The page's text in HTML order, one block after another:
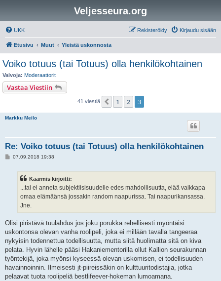
Veljesseura.org
UKK Kirjaudu sisään
Rekisteröidy
Etusivu Muut Yleistä uskonnosta
Voiko totuus (tai Totuus) olla henkilökohtainen
Valvoja: Moderaattorit
Vastaa Viestiin
41 viestiä Edellinen
1 2 3
Markku Meilo
Re: Voiko totuus (tai Totuus) olla henkilökohtainen
V07.09.2018 19:38
Kaarmis kirjoitti:
...tai ei anneta subjektiisisuudelle edes mahdollisuutta, elää vaikkapa
omaa elämäänsä jossakin random naapurissa. Tai naapurikansassa.
Jne.
Olisi piristävä tuulahdus jos joku porukka rehellisesti myöntäisi
uskontonsa olevan vanha roolipeli, joka ei millään tavalla tangeeraa
nykyisin todennettua todellisuutta, mutta siitä huolimatta sitä on kiva
pelata. Hyvin lähelle pääsi Hakaniementorilla ollut Kallion seurakunnan
työntekijä, joka myönsi kyseessä olevan uskomisen, ei todellisuuden
havainnoinnin. Ilmeisesti jt-piireissäkin on kulttuuritodistajia, jotka
pelaavat tuota roolipeliä bestlifeever-hokeman lumoamana.